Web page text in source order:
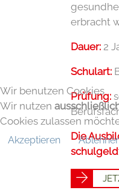
erbracht
Dauer: 2
Schulart:
Prüfung:
Die
Wir benutzen Cookies
Wir nutzen
Cookies zulassen
Akzeptieren